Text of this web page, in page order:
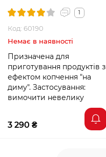
1
Код: 60190
Немає в наявності
Призначена для
приготування продуктів з
ефектом копчення "на
диму". Застосування:
вимочити невелику
3 290 ₴